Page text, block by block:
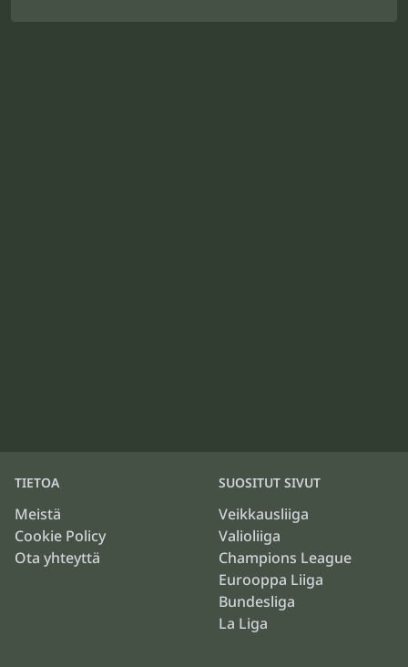
TIETOA
Meistä
Cookie Policy
Ota yhteyttä
SUOSITUT SIVUT
Veikkausliiga
Valioliiga
Champions League
Eurooppa Liiga
Bundesliga
La Liga